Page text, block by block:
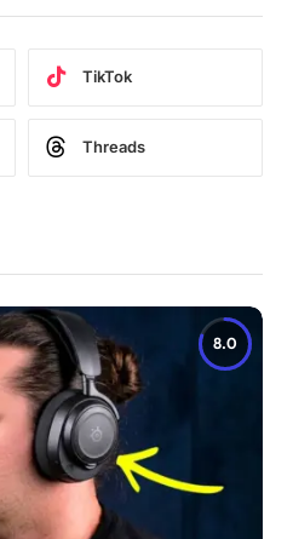
TikTok
Threads
8.0